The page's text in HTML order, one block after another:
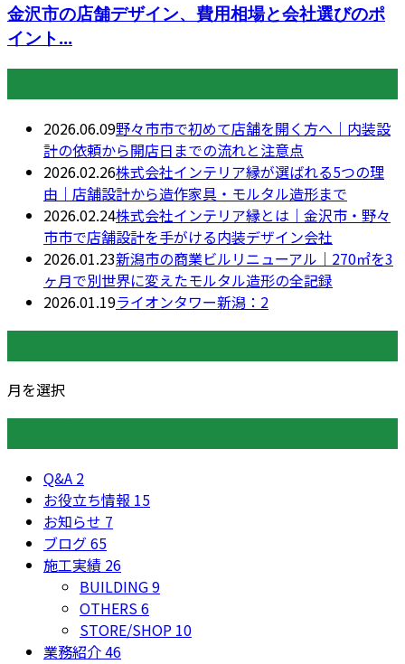
金沢市の店舗デザイン、費用相場と会社選びのポ
イント...
2026.06.09野々市市で初めて店舗を開く方へ｜内装設
計の依頼から開店日までの流れと注意点
2026.02.26株式会社インテリア縁が選ばれる5つの理
由｜店舗設計から造作家具・モルタル造形まで
2026.02.24株式会社インテリア縁とは｜金沢市・野々
市市で店舗設計を手がける内装デザイン会社
2026.01.23新潟市の商業ビルリニューアル｜270㎡を3
ヶ月で別世界に変えたモルタル造形の全記録
2026.01.19ライオンタワー新潟：2
月を選択
Q&A 2
お役立ち情報 15
お知らせ 7
ブログ65
施工実績 26
BUILDING9
OTHERS6
STORE/SHOP 10
業務紹介46